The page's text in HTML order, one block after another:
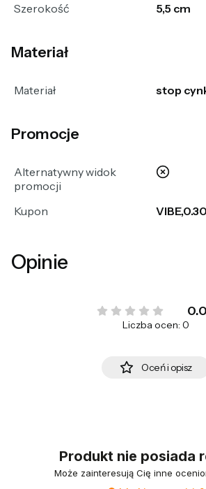
Szerokość
5,5 cm
Materiał
Materiał stop
Promocje
Alternatywny widok
promocji
nie
Kupon VIBE,0.30
Opinie
Liczba ocen: 0
Oceń i opisz
Produkt nie posiada
Może zainteresują Cię inne